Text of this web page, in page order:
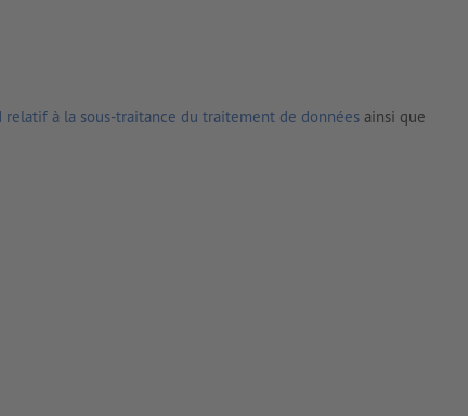
relatif à la sous-traitance du traitement de données ainsi que